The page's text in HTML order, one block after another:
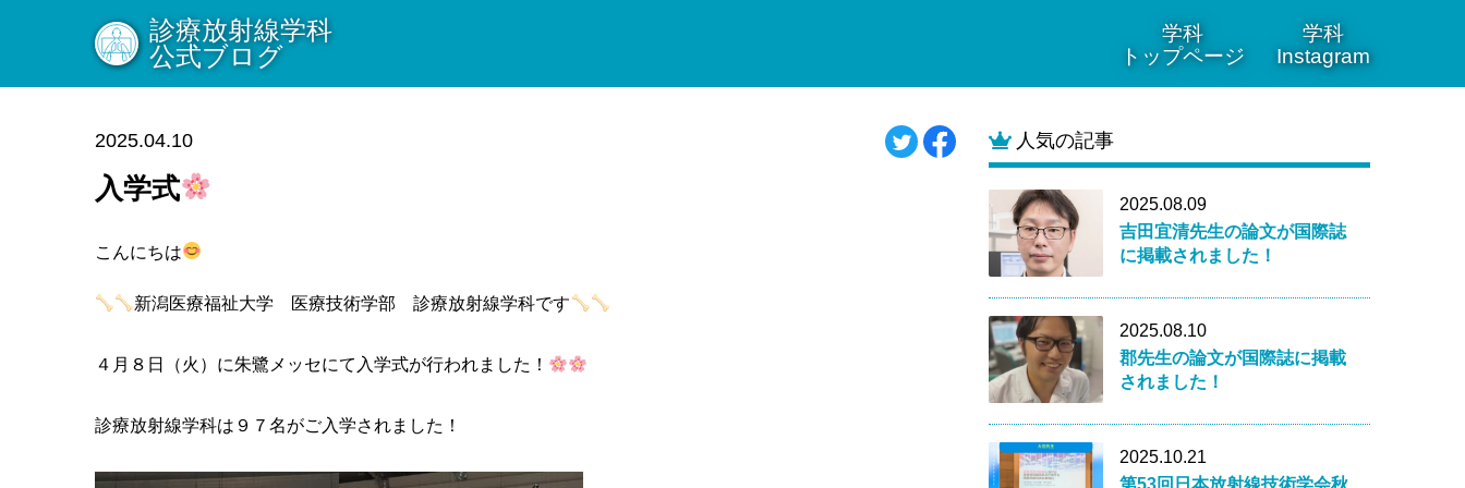
学科
トップページ
学科
Instagram
診療放射線学科
公式ブログ
2025.04.10
入学式
こんにちは
新潟医療福祉大学 医療技術学部 診療放射線学科です
４月８日（火）に朱鷺メッセにて入学式が行われました！
診療放射線学科は９７名がご入学されました！
人気の記事
2025.08.09
吉田宜清先生の論文が国際誌
に掲載されました！
2025.08.10
郡先生の論文が国際誌に掲載
されました！
2025.10.21
第53回日本放射線技術学会秋